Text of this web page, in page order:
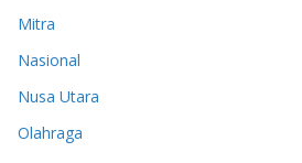
Mitra
Nasional
Nusa Utara
Olahraga